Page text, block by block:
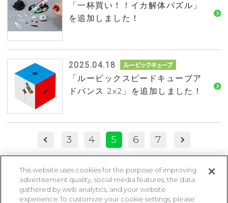
「一杯買い！！イカ解体パズル」
を追加しました！
2025.04.18
「ルービックスピードキューブア
ドバンス 2x2」を追加しました！
3 4 5 6 7
ページトップに戻る
This website uses cookies for the purpose of improving
advertisement quality, social media features, the data
gathered by web analytics, and your website
experience.To customize your cookie settings, please